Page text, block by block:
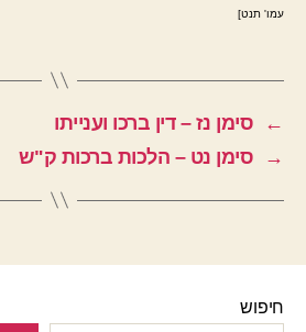
עמו' תנט]
←
סימן נז – דין ברכו וענייתו
→
סימן נט – הלכות ברכות ק"ש
חיפוש